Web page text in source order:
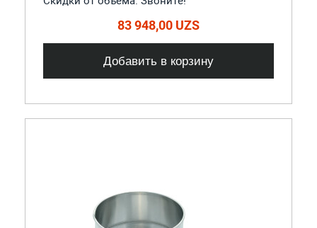
83 948,00 UZS
Добавить в корзину